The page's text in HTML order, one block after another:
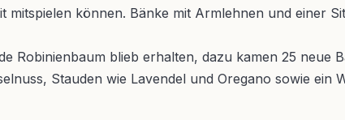
mitspielen können. Bänke mit Armlehnen und einer
Robinienbaum blieb erhalten, dazu kamen 25
Stauden wie Lavendel und Oregano sowie